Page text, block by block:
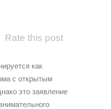
Rate this post
как
с открытым
это заявление